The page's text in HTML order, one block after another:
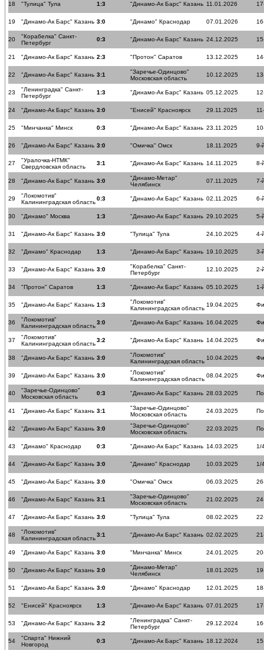
18 "Тулица" Тула 1:3 "Динамо-Ак Барс" Казань 11.01.2026
19 "Динамо-Ак Барс" Казань 3:0 "Динамо" Краснодар 07.01.2026
20
"Корабелка" Санкт-
Петербург
0:3 "Динамо-Ак Барс" Казань 24.12.2025
21 "Динамо-Ак Барс" Казань 2:3 "Протон" Саратов 13.12.2025
22 "Динамо-Ак Барс" Казань 3:1
"Заречье-Одинцово"
Московская область
10.12.2025
23
"Ленинградка" Санкт-
Петербург
1:3 "Динамо-Ак Барс" Казань 05.12.2025
24 "Динамо-Ак Барс" Казань 3:0 "Енисей" Красноярск 29.11.2025
25 "Минчанка" Минск 0:3 "Динамо-Ак Барс" Казань 23.11.2025
26 "Динамо-Ак Барс" Казань 3:0 "Омичка" Омск 18.11.2025 9-
27
"Уралочка-НТМК"
Свердловская область
3:1 "Динамо-Ак Барс" Казань 14.11.2025 8-
28 "Динамо-Ак Барс" Казань 3:0
"Динамо-Метар"
Челябинск
07.11.2025 7-
29
"Локомотив"
Калининградская область
0:3 "Динамо-Ак Барс" Казань 02.11.2025 6-
30 "Динамо" Москва 1:3 "Динамо-Ак Барс" Казань 29.10.2025 5-
31 "Динамо-Ак Барс" Казань 3:0 "Тулица" Тула 24.10.2025 4-
32 "Динамо" Краснодар 1:3 "Динамо-Ак Барс" Казань 19.10.2025 3-
33 "Динамо-Ак Барс" Казань 3:0
"Корабелка" Санкт-
Петербург
12.10.2025 2-
34 "Протон" Саратов 1:3 "Динамо-Ак Барс" Казань 05.10.2025 1-
35 "Динамо-Ак Барс" Казань 1:3
"Локомотив"
Калининградская область
19.04.2025
36
"Локомотив"
Калининградская область
3:0 "Динамо-Ак Барс" Казань 16.04.2025
37
"Локомотив"
Калининградская область
3:2 "Динамо-Ак Барс" Казань 14.04.2025
38 "Динамо-Ак Барс" Казань 3:0
"Локомотив"
Калининградская область
10.04.2025
39 "Динамо-Ак Барс" Казань 3:0
"Локомотив"
Калининградская область
08.04.2025
40
"Заречье-Одинцово"
Московская область
0:3 "Динамо-Ак Барс" Казань 28.03.2025
41 "Динамо-Ак Барс" Казань 3:1
"Заречье-Одинцово"
Московская область
24.03.2025
42 "Динамо-Ак Барс" Казань 3:0
"Заречье-Одинцово"
Московская область
22.03.2025
43 "Динамо" Краснодар 0:3 "Динамо-Ак Барс" Казань 14.03.2025 1/
44 "Динамо-Ак Барс" Казань 3:0 "Динамо" Краснодар 10.03.2025 1/
45 "Динамо-Ак Барс" Казань 3:0 "Омичка" Омск 06.03.2025
46 "Динамо-Ак Барс" Казань 3:1
"Заречье-Одинцово"
Московская область
21.02.2025
47 "Динамо-Ак Барс" Казань 3:0 "Тулица" Тула 08.02.2025
48
"Локомотив"
Калининградская область
3:1 "Динамо-Ак Барс" Казань 02.02.2025
49 "Динамо-Ак Барс" Казань 3:0 "Минчанка" Минск 24.01.2025
50 "Динамо-Ак Барс" Казань 3:0
"Динамо-Метар"
Челябинск
18.01.2025
51 "Динамо-Ак Барс" Казань 3:0 "Динамо" Краснодар 12.01.2025
52 "Енисей" Красноярск 1:3 "Динамо-Ак Барс" Казань 07.01.2025
53 "Динамо-Ак Барс" Казань 3:2
"Ленинградка" Санкт-
Петербург
29.12.2024
54
"Спарта" Нижний
Новгород
0:3 "Динамо-Ак Барс" Казань 18.12.2024